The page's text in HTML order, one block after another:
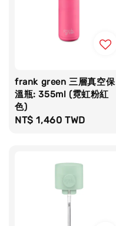
frank green 三層真空保
溫瓶: 355ml (霓虹粉紅
色)
Regular
NT$ 1,460 TWD